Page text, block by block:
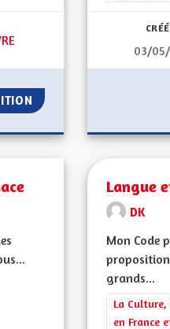
DES CITOYENS
LA SENSIBILISATION
03/
Langue
DK
Mon Code
proposition
grands...
Filtrer les
La
en France